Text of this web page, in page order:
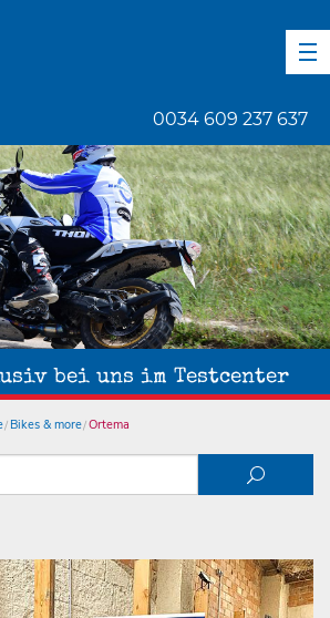
0034 609 237 637
bei uns im Testcenter
Bikes & more Ortema